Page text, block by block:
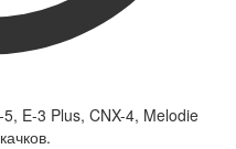
E-3 Plus, CNX-4, Melodie